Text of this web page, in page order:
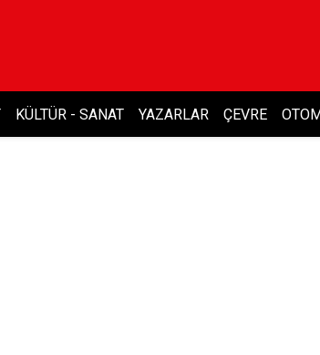
KÜLTÜR - SANAT YAZARLAR ÇEVRE